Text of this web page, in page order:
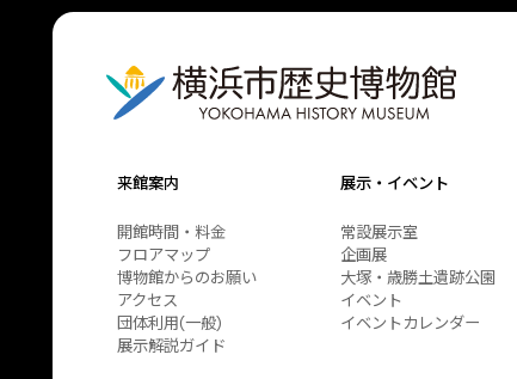
来館案内
開館時間・料金
フロアマップ
博物館からのお願い
アクセス
団体利用(一般)
展示解説ガイド
展示・イベント
常設展示室
企画展
大塚・歳勝土遺跡公園
イベント
イベントカレンダー